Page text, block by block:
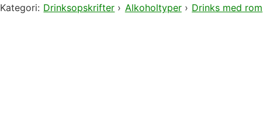
Kategori: Drinksopskrifter › Alkoholtyper› Drinks med rom